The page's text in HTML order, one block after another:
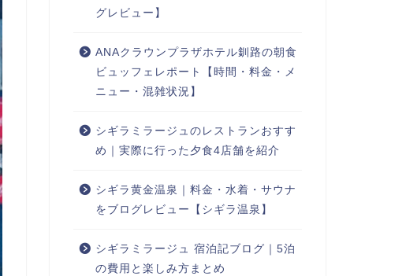
グレビュー】
ANAクラウンプラザホテル釧路の朝食
ビュッフェレポート【時間・料金・メ
ニュー・混雑状況】
シギラミラージュのレストランおすす
め｜実際に行った夕食4店舗を紹介
シギラ黄金温泉｜料金・水着・サウナ
をブログレビュー【シギラ温泉】
シギラミラージュ 宿泊記ブログ｜5泊
の費用と楽しみ方まとめ